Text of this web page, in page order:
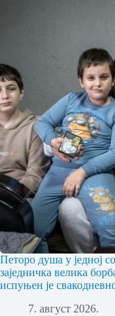
Петоро душа у једној
заједничка велика
испуњен је
7. август 2026.